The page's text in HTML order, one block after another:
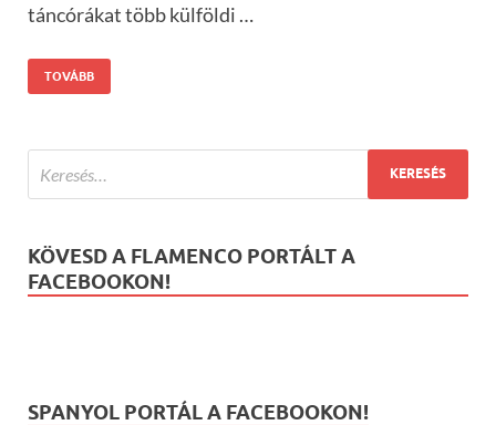
táncórákat több külföldi …
TOVÁBB
KÖVESD A FLAMENCO PORTÁLT A
FACEBOOKON!
SPANYOL PORTÁL A FACEBOOKON!